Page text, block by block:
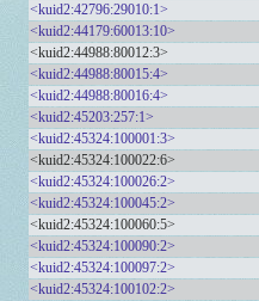
<kuid2:42796:29010:1>
<kuid2:44179:60013:10>
<kuid2:44988:80012:3>
<kuid2:44988:80015:4>
<kuid2:44988:80016:4>
<kuid2:45203:257:1>
<kuid2:45324:100001:3>
<kuid2:45324:100022:6>
<kuid2:45324:100026:2>
<kuid2:45324:100045:2>
<kuid2:45324:100060:5>
<kuid2:45324:100090:2>
<kuid2:45324:100097:2>
<kuid2:45324:100102:2>